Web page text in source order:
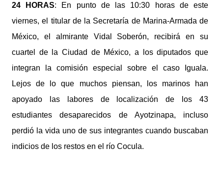
24 HORAS: En punto de las 10:30 horas de este
viernes, el titular de la Secretaría de Marina-Armada de
México, el almirante Vidal Soberón, recibirá en su
cuartel de la Ciudad de México, a los diputados que
integran la comisión especial sobre el caso Iguala.
Lejos de lo que muchos piensan, los marinos han
apoyado las labores de localización de los 43
estudiantes desaparecidos de Ayotzinapa, incluso
perdió la vida uno de sus integrantes cuando buscaban
indicios de los restos en el río Cocula.